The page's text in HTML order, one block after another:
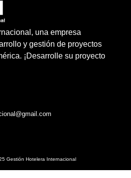
una empresa
y gestión de proyectos
¡Desarrolle su proyecto
Gestión Hotelera Internacional